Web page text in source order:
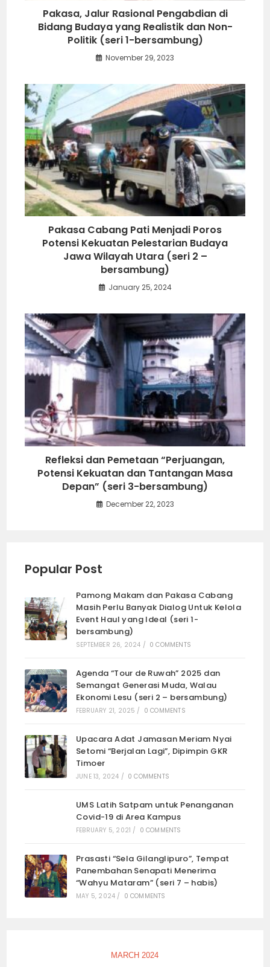
Pakasa, Jalur Rasional Pengabdian di
Bidang Budaya yang Realistik dan Non-
Politik (seri 1-bersambung)
November 29, 2023
Pakasa Cabang Pati Menjadi Poros
Potensi Kekuatan Pelestarian Budaya
Jawa Wilayah Utara (seri 2 –
bersambung)
January 25, 2024
Refleksi dan Pemetaan “Perjuangan,
Potensi Kekuatan dan Tantangan Masa
Depan” (seri 3-bersambung)
December 22, 2023
Popular Post
Pamong Makam dan Pakasa Cabang
Masih Perlu Banyak Dialog Untuk Kelola
Event Haul yang Ideal (seri 1-
bersambung)
SEPTEMBER 26, 2024 / 0 COMMENTS
Agenda “Tour de Ruwah” 2025 dan
Semangat Generasi Muda, Walau
Ekonomi Lesu (seri 2 – bersambung)
FEBRUARY 21, 2025 / 0 COMMENTS
Upacara Adat Jamasan Meriam Nyai
Setomi “Berjalan Lagi”, Dipimpin GKR
Timoer
JUNE 13, 2024 / 0 COMMENTS
UMS Latih Satpam untuk Penanganan
Covid-19 di Area Kampus
FEBRUARY 5, 2021 / 0 COMMENTS
Prasasti “Sela Gilanglipuro”, Tempat
Panembahan Senapati Menerima
“Wahyu Mataram” (seri 7 – habis)
MAY 5, 2024 / 0 COMMENTS
MARCH 2024